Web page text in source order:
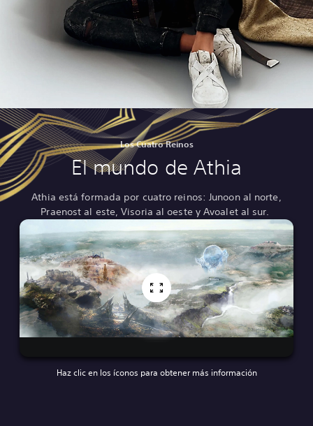
Los Cuatro Reinos
El mundo de Athia
Athia está formada por cuatro reinos: Junoon al norte,
Praenost al este, Visoria al oeste y Avoalet al sur.
Haz clic en los íconos para obtener más información